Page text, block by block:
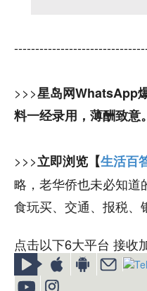
>>>星岛网WhatsApp
料一经录用，薄酬致意。
>>>立即浏览【生活百
略，老华侨也未必知道
食玩买、交通、报税、
点击以下6大平台 接收